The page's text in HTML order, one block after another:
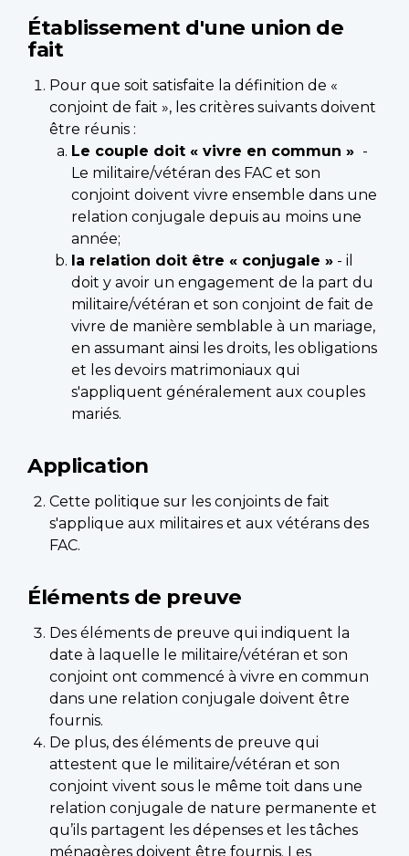
Établissement d'une union de
fait
Pour que soit satisfaite la définition de «
conjoint de fait », les critères suivants doivent
être réunis :
Le couple doit « vivre en commun » -
Le militaire/vétéran des FAC et son
conjoint doivent vivre ensemble dans une
relation conjugale depuis au moins une
année;
la relation doit être « conjugale » - il
doit y avoir un engagement de la part du
militaire/vétéran et son conjoint de fait de
vivre de manière semblable à un mariage,
en assumant ainsi les droits, les obligations
et les devoirs matrimoniaux qui
s'appliquent généralement aux couples
mariés.
Application
Cette politique sur les conjoints de fait
s'applique aux militaires et aux vétérans des
FAC.
Éléments de preuve
Des éléments de preuve qui indiquent la
date à laquelle le militaire/vétéran et son
conjoint ont commencé à vivre en commun
dans une relation conjugale doivent être
fournis.
De plus, des éléments de preuve qui
attestent que le militaire/vétéran et son
conjoint vivent sous le même toit dans une
relation conjugale de nature permanente et
qu’ils partagent les dépenses et les tâches
ménagères doivent être fournis. Les